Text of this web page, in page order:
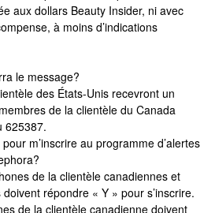
aux dollars Beauty Insider, ni avec
à moins d’indications
le message?
des États-Unis recevront un
de la clientèle du Canada
625387.
m’inscrire au programme d’alertes
de la clientèle canadiennes et
répondre « Y » pour s’inscrire.
de la clientèle canadienne doivent